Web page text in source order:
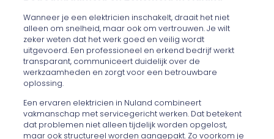
Wanneer je een elektricien inschakelt, draait het niet
alleen om snelheid, maar ook om vertrouwen. Je wilt
zeker weten dat het werk goed en veilig wordt
uitgevoerd. Een professioneel en erkend bedrijf werkt
transparant, communiceert duidelijk over de
werkzaamheden en zorgt voor een betrouwbare
oplossing.
Een ervaren elektricien in Nuland combineert
vakmanschap met servicegericht werken. Dat betekent
dat problemen niet alleen tijdelijk worden opgelost,
maar ook structureel worden aangepakt. Zo voorkom je